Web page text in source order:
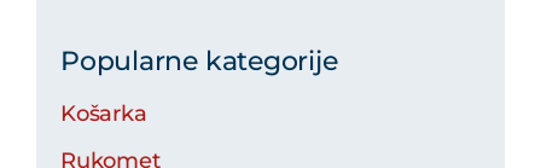
Popularne kategorije
Košarka
Rukomet